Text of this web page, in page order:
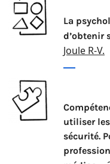
La
d’obtenir
Joule R-V.
utiliser
sécurité.